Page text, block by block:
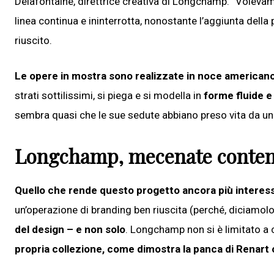
linea continua e ininterrotta, nonostante l’aggiunta
riuscito.
Le opere in mostra sono realizzate in noce
strati sottilissimi, si piega e si modella in forme fluide e
sembra quasi che le sue sedute abbiano preso vita da
Longchamp, mecenate
Quello che rende questo progetto ancora più
un’operazione di branding ben riuscita (perché,
del design – e non solo. Longchamp non si è limitato
propria collezione, come dimostra la panca di